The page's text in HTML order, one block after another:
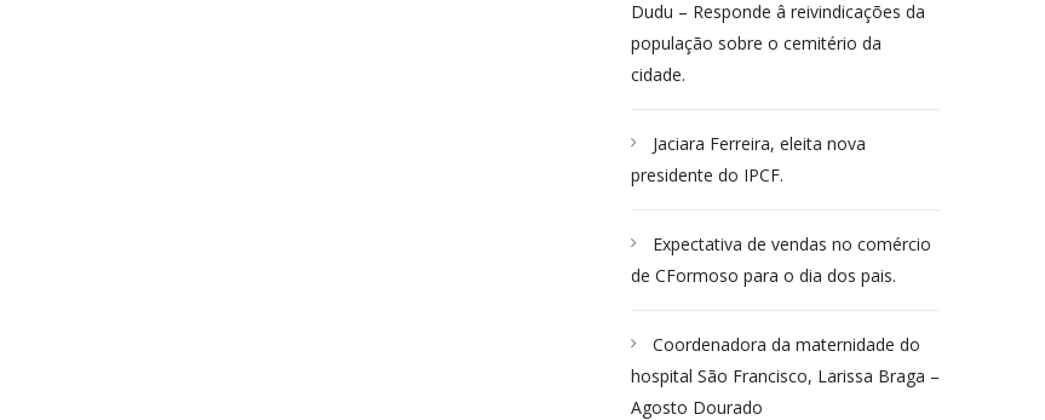
Dudu – Responde â reivindicações da
população sobre o cemitério da
cidade.
Jaciara Ferreira, eleita nova
presidente do IPCF.
Expectativa de vendas no comércio
de CFormoso para o dia dos pais.
Coordenadora da maternidade do
hospital São Francisco, Larissa Braga –
Agosto Dourado